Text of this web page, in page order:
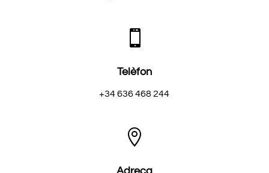

Telèfon
+34 636 468 244
